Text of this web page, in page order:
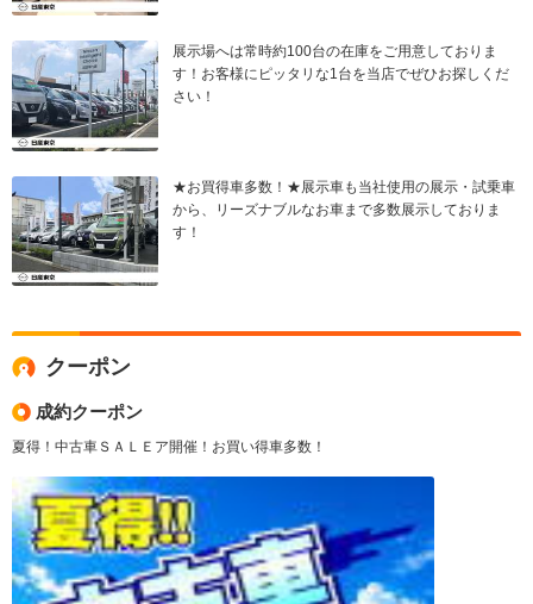
展示場へは常時約100台の在庫をご用意しておりま
す！お客様にピッタリな1台を当店でぜひお探しくだ
さい！
★お買得車多数！★展示車も当社使用の展示・試乗車
から、リーズナブルなお車まで多数展示しておりま
す！
クーポン
成約クーポン
夏得！中古車ＳＡＬＥア開催！お買い得車多数！